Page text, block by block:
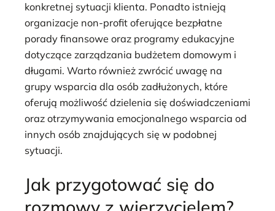
konkretnej sytuacji klienta. Ponadto istnieją
organizacje non-profit oferujące bezpłatne
porady finansowe oraz programy edukacyjne
dotyczące zarządzania budżetem domowym i
długami. Warto również zwrócić uwagę na
grupy wsparcia dla osób zadłużonych, które
oferują możliwość dzielenia się doświadczeniami
oraz otrzymywania emocjonalnego wsparcia od
innych osób znajdujących się w podobnej
sytuacji.
Jak przygotować się do
rozmowy z wierzycielem?